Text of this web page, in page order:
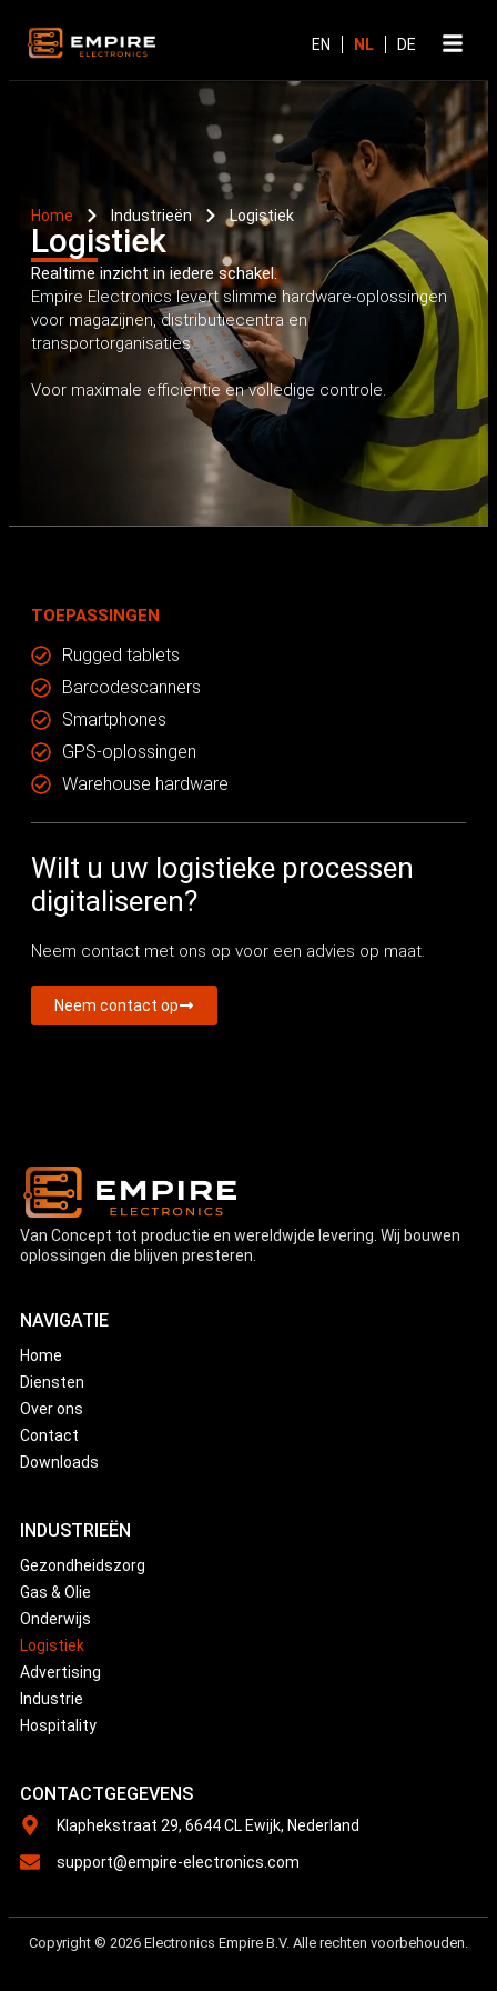
Home Industrieën Logistiek
Logistiek
Realtime inzicht in iedere schakel.
Empire Electronics levert slimme hardware-oplossingen
voor magazijnen, distributiecentra en
transportorganisaties.
Voor maximale efficiëntie en volledige controle.
TOEPASSINGEN
Rugged tablets
Barcodescanners
Smartphones
GPS-oplossingen
Warehouse hardware
Wilt u uw logistieke processen
digitaliseren?
Neem contact met ons op voor een advies op maat.
Neem contact op
Van Concept tot productie en wereldwjde levering. Wij bouwen
oplossingen die blijven presteren.
NAVIGATIE
Home
Diensten
Over ons
Contact
Downloads
INDUSTRIEËN
Gezondheidszorg
Gas & Olie
Onderwijs
Logistiek
Advertising
Industrie
Hospitality
CONTACTGEGEVENS
Klaphekstraat 29, 6644 CL Ewijk, Nederland
support@empire-electronics.com
Copyright © 2026 Electronics Empire B.V. Alle rechten voorbehouden.